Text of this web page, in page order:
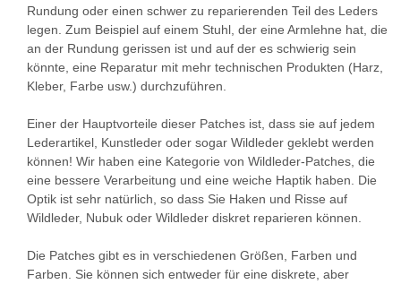
Rundung oder einen schwer zu reparierenden Teil des Leders
legen. Zum Beispiel auf einem Stuhl, der eine Armlehne hat, die
an der Rundung gerissen ist und auf der es schwierig sein
könnte, eine Reparatur mit mehr technischen Produkten (Harz,
Kleber, Farbe usw.) durchzuführen.
Einer der Hauptvorteile dieser Patches ist, dass sie auf jedem
Lederartikel, Kunstleder oder sogar Wildleder geklebt werden
können! Wir haben eine Kategorie von Wildleder-Patches, die
eine bessere Verarbeitung und eine weiche Haptik haben. Die
Optik ist sehr natürlich, so dass Sie Haken und Risse auf
Wildleder, Nubuk oder Wildleder diskret reparieren können.
Die Patches gibt es in verschiedenen Größen, Farben und
Farben. Sie können sich entweder für eine diskrete, aber